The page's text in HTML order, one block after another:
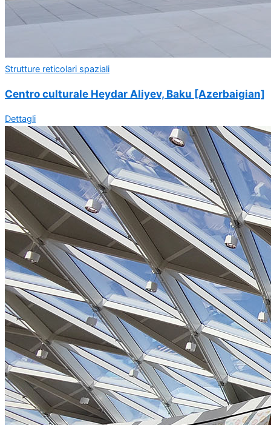
Strutture reticolari spaziali
Centro culturale Heydar Aliyev, Baku [Azerbaigian]
Dettagli